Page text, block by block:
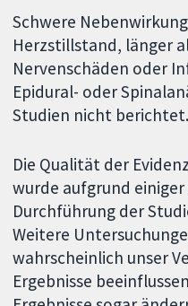
Schwere
Herzstillstand, länger
Nervenschäden oder
Epidural- oder
Studien nicht berichtet.
Die Qualität der
wurde aufgrund
Durchführung der
Weitere
wahrscheinlich unser
Ergebnisse